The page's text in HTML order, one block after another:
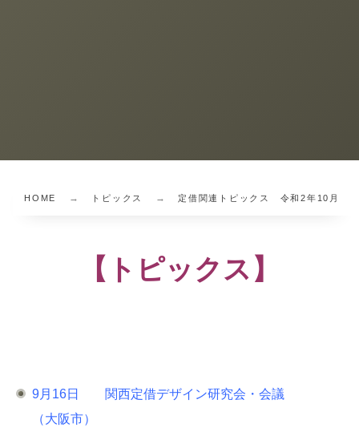
HOME トピックス 定借関連トピックス 令和2年10月
【トピックス】
9月16日 関西定借デザイン研究会・会議
（大阪市）